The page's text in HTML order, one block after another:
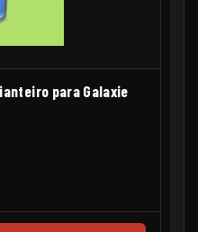
para Galaxie